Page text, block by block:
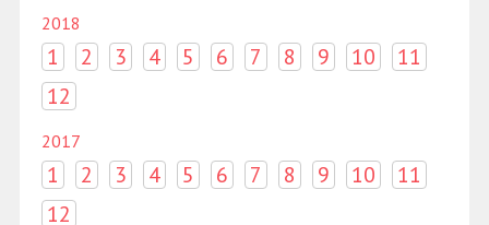
2018
1 2 3 4 5 6 7 8 9 10
11
12
2017
1 2 3 4 5 6 7 8 9 10
11
12